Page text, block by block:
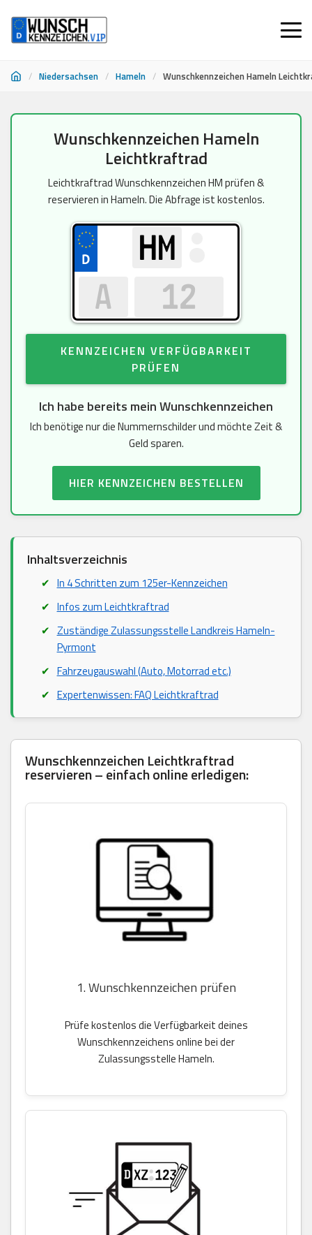
/ Niedersachsen / Hameln / Wunschkennzeichen Hameln
Wunschkennzeichen Hameln
Leichtkraftrad
Leichtkraftrad Wunschkennzeichen HM prüfen &
reservieren in Hameln. Die Abfrage ist kostenlos.
KENNZEICHEN VERFÜGBARKEIT
PRÜFEN
Ich habe bereits mein Wunschkennzeichen
Ich benötige nur die Nummernschilder und möchte Zeit &
Geld sparen.
HIER KENNZEICHEN BESTELLEN
Inhaltsverzeichnis
In 4 Schritten zum 125er-Kennzeichen
Infos zum Leichtkraftrad
Zuständige Zulassungsstelle Landkreis Hameln-
Pyrmont
Fahrzeugauswahl (Auto, Motorrad etc.)
Expertenwissen: FAQ Leichtkraftrad
Wunschkennzeichen Leichtkraftrad
reservieren – einfach online erledigen:
1. Wunschkennzeichen prüfen
Prüfe kostenlos die Verfügbarkeit deines
Wunschkennzeichens online bei der
Zulassungsstelle Hameln.